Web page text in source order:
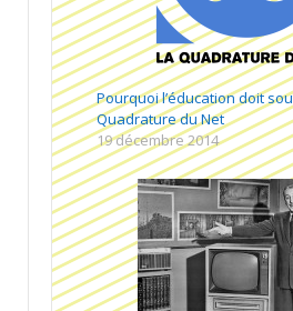
Pourquoi l’éducation doit
Quadrature du Net
19 décembre 2014